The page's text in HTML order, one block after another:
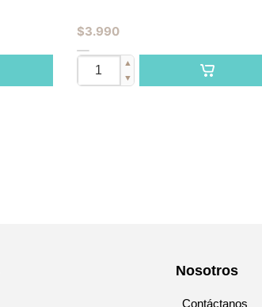
$3.990
▲
▼
Nosotros
Contáctanos